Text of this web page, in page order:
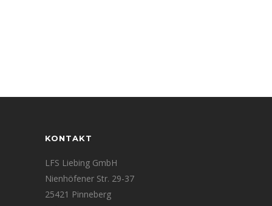
KONTAKT
LFS Liebing GmbH
Nienhöfener Str. 29-37
25421 Pinneberg